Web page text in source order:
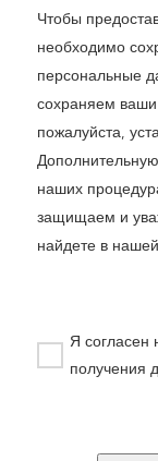
Чтобы
необходимо
персональные
сохраняем
пожалуйста,
наших
защищаем и
найдете в нашей
Я согласен
получения